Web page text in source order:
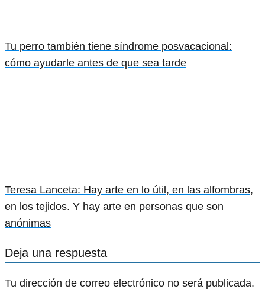
Tu perro también tiene síndrome posvacacional:
cómo ayudarle antes de que sea tarde
Teresa Lanceta: Hay arte en lo útil, en las alfombras,
en los tejidos. Y hay arte en personas que son
anónimas
Deja una respuesta
Tu dirección de correo electrónico no será publicada.